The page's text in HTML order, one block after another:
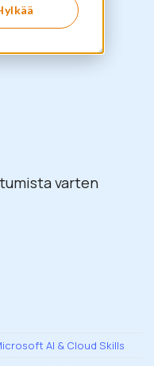
varten
AI & Cloud Skills